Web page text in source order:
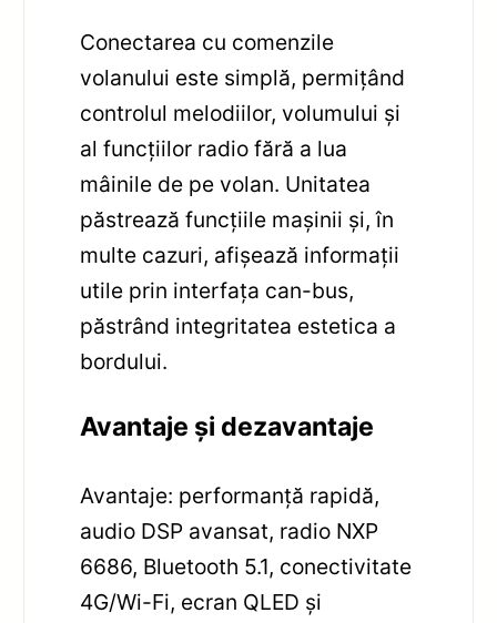
Conectarea cu comenzile
volanului este simplă, permițând
controlul melodiilor, volumului și
al funcțiilor radio fără a lua
mâinile de pe volan. Unitatea
păstrează funcțiile mașinii și, în
multe cazuri, afișează informații
utile prin interfața can-bus,
păstrând integritatea estetica a
bordului.
Avantaje și dezavantaje
Avantaje: performanță rapidă,
audio DSP avansat, radio NXP
6686, Bluetooth 5.1, conectivitate
4G/Wi-Fi, ecran QLED și